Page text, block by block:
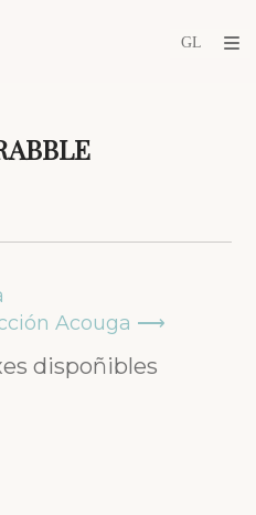
Acouga ⟶
dispoñibles